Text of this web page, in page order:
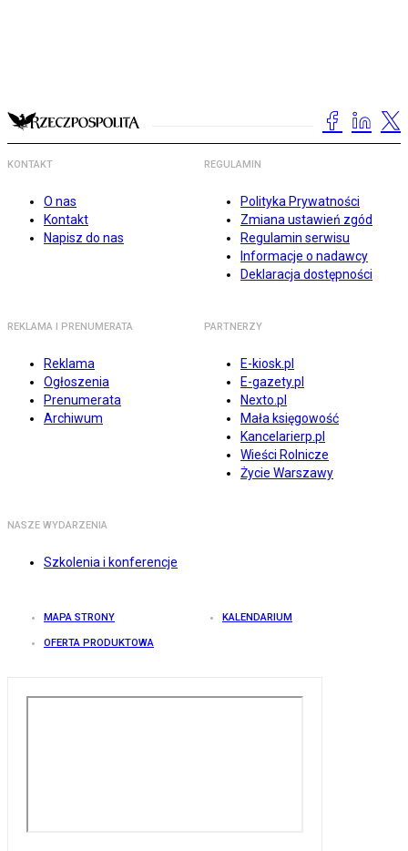
KONTAKT
O nas
Kontakt
Napisz do nas
REGULAMIN
Polityka Prywatności
Zmiana ustawień zgód
Regulamin serwisu
Informacje o nadawcy
Deklaracja dostępności
REKLAMA I PRENUMERATA
Reklama
Ogłoszenia
Prenumerata
Archiwum
PARTNERZY
E-kiosk.pl
E-gazety.pl
Nexto.pl
Mała księgowość
Kancelarierp.pl
Wieści Rolnicze
Życie Warszawy
NASZE WYDARZENIA
Szkolenia i konferencje
MAPA STRONY KALENDARIUM
OFERTA PRODUKTOWA